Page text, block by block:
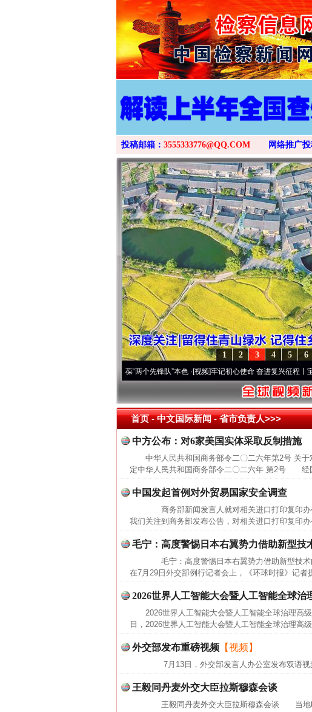
投稿邮箱： 3555333776@QQ.COM 网络推广
6
5
4
3
2
1
永葆“两个先锋队”本色·[视频] 牢记初心使命 奋进复兴征程丨宝塔山
首页- 中文国际新闻 -省市负责人>>>
中方公布：对6家美国实体采取反制措施
中华人民共和国商务部令二〇二六年第2号 关
定中华人民共和国商务部令二〇二六年 第2号 经
中国发起首例对外贸易国家安全调查
商务部新闻发言人就对相关进口打印复印
我们关注到商务部发布公告，对相关进口打印复印
毛宁：高度警惕日本右翼势力借助新型技
毛宁：高度警惕日本右翼势力借助新型
在7月29日外交部例行记者会上，《环球时报》记
2026世界人工智能大会暨人工智能全球治
2026世界人工智能大会暨人工智能全球治理
日，2026世界人工智能大会暨人工智能全球治理高
外交部发布重磅视频 【视频】
7月13日，外交部发言人办公室发布双语视
王毅同丹麦外交大臣拉斯穆森会谈
王毅同丹麦外交大臣拉斯穆森会谈 当地时